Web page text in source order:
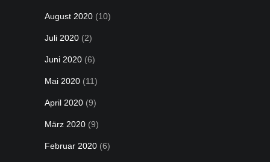
August 2020 (10)
Juli 2020 (2)
Juni 2020 (6)
Mai 2020 (11)
April 2020 (9)
März 2020 (9)
Februar 2020 (6)